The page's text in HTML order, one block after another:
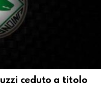
ceduto a titolo